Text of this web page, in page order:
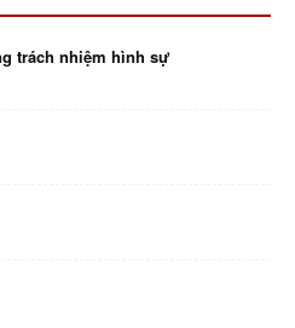
trách nhiệm hình sự